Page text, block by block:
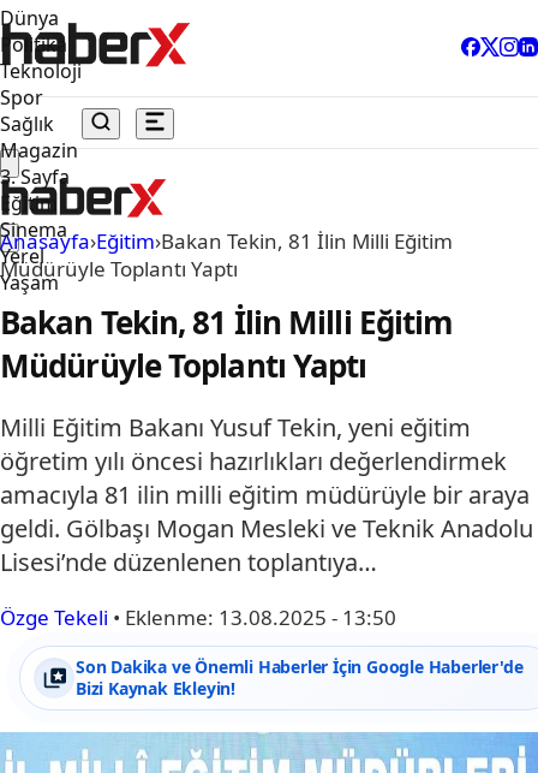
Dünya
Politika
Teknoloji
Spor
Sağlık
Magazin
3. Sayfa
Eğitim
Sinema
Yerel
Yaşam
Anasayfa›Eğitim›Bakan Tekin, 81 İlin Milli Eğitim
Müdürüyle Toplantı Yaptı
Bakan Tekin, 81 İlin Milli Eğitim
Müdürüyle Toplantı Yaptı
Milli Eğitim Bakanı Yusuf Tekin, yeni eğitim
öğretim yılı öncesi hazırlıkları değerlendirmek
amacıyla 81 ilin milli eğitim müdürüyle bir araya
geldi. Gölbaşı Mogan Mesleki ve Teknik Anadolu
Lisesi’nde düzenlenen toplantıya…
Özge Tekeli • Eklenme: 13.08.2025 - 13:50
Son Dakika ve Önemli Haberler İçin Google Haberler'de
Bizi Kaynak Ekleyin!